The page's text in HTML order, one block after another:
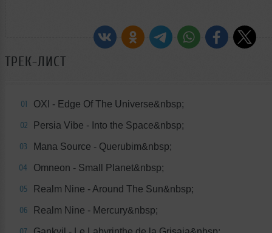
ТРЕК-ЛИСТ
01 OXI - Edge Of The Universe&nbsp;
02 Persia Vibe - Into the Space&nbsp;
03 Mana Source - Querubim&nbsp;
04 Omneon - Small Planet&nbsp;
05 Realm Nine - Around The Sun&nbsp;
06 Realm Nine - Mercury&nbsp;